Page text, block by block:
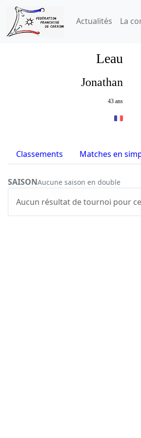
Actualités La
Leau
Jonathan
43 ans
Classements Matches en
SAISONAucune saison en double
Aucun résultat de tournoi pour